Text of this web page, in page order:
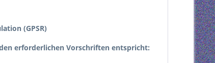
(GPSR)
erforderlichen Vorschriften entspricht: